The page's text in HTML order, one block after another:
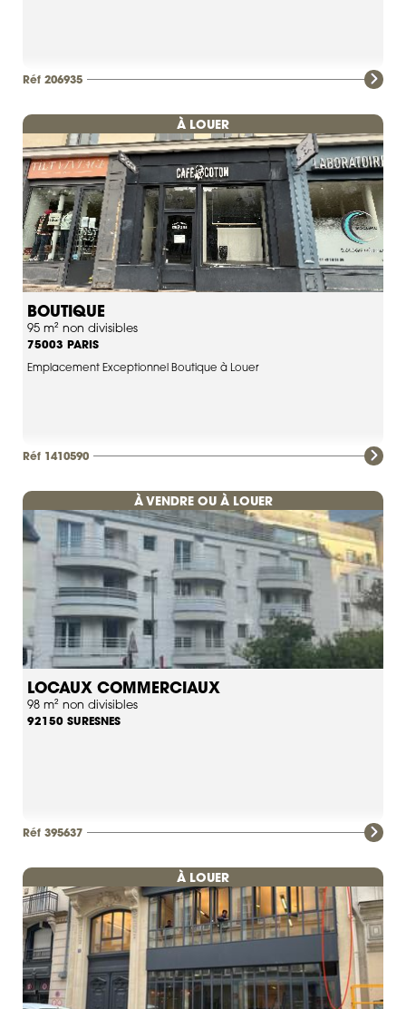
Réf 206935
À LOUER
BOUTIQUE
95 m² non divisibles
75003 PARIS
Emplacement Exceptionnel Boutique à Louer
Réf 1410590
À VENDRE OU À LOUER
LOCAUX COMMERCIAUX
98 m² non divisibles
92150 SURESNES
Réf 395637
À LOUER